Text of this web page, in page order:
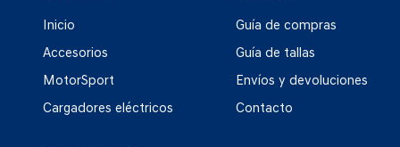
Inicio
Accesorios
MotorSport
Cargadores eléctricos
Guía de compras
Guía de tallas
Envíos y devoluciones
Contacto